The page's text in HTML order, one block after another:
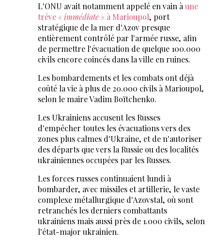
L'ONU avait notamment appelé en vain à une
trêve « immédiate» à Marioupol, port
stratégique de la mer d'Azov presque
entièrement contrôlé par l'armée russe, afin
de permettre l'évacuation de quelque 100.000
civils encore coincés dans la ville en ruines.
Les bombardements et les combats ont déjà
coûté la vie à plus de 20.000 civils à Marioupol,
selon le maire Vadim Boïtchenko.
Les Ukrainiens accusent les Russes
d'empêcher toutes les évacuations vers des
zones plus calmes d'Ukraine, et de n'autoriser
des départs que vers la Russie ou des localités
ukrainiennes occupées par les Russes.
Les forces russes continuaient lundi à
bombarder, avec missiles et artillerie, le vaste
complexe métallurgique d'Azovstal, où sont
retranchés les derniers combattants
ukrainiens mais aussi près de 1.000 civils, selon
l'état-major ukrainien.